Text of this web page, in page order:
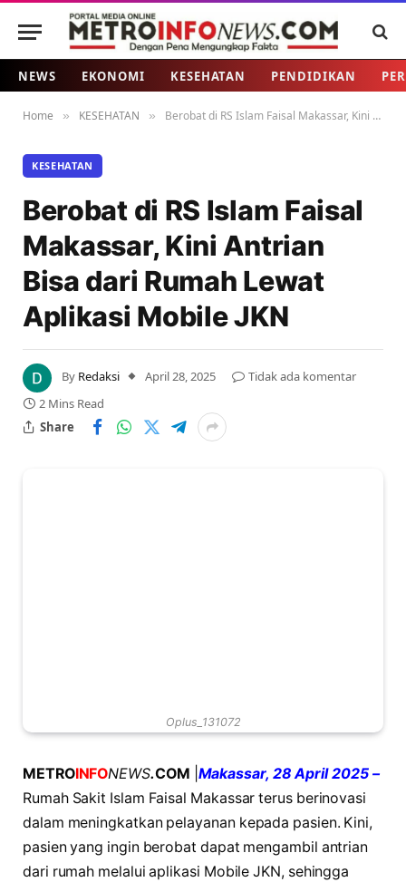
NEWS EKONOMI KESEHATAN PENDIDIKAN
Home » KESEHATAN » Berobat di RS Islam Faisal Makassar, Kini Antrian Bisa dari Rumah Lewat Aplikasi Mobile JKN
KESEHATAN
Berobat di RS Islam Faisal
Makassar, Kini Antrian
Bisa dari Rumah Lewat
Aplikasi Mobile JKN
By Redaksi April 28, 2025
Tidak ada komentar
2 Mins Read
Share
Oplus_131072
METROINFONEWS.COM Makassar, 28 April 2025 –
Rumah Sakit Islam Faisal Makassar terus berinovasi
dalam meningkatkan pelayanan kepada pasien. Kini,
pasien yang ingin berobat dapat mengambil antrian
dari rumah melalui aplikasi Mobile JKN, sehingga